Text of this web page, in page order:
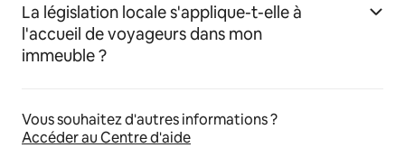
La législation locale s'applique-t-elle à
l'accueil de voyageurs dans mon
immeuble ?
Vous souhaitez d'autres informations ?
Accéder au Centre d'aide